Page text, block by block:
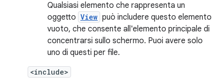
Qualsiasi elemento che rappresenta un
oggetto View può includere questo elemento
vuoto, che consente all'elemento principale di
concentrarsi sullo schermo. Puoi avere solo
uno di questi per file.
<include>